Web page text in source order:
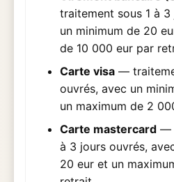
traitement sous 1 à
un minimum de 20
de 10 000 eur par
Carte visa—
ouvrés, avec un
un maximum de 2
Carte mastercard—
à 3 jours ouvrés,
20 eur et un